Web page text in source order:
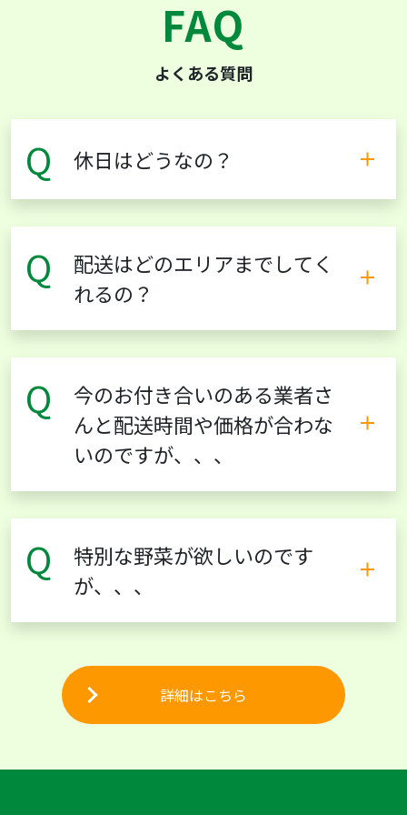
FAQ
よくある質問
Q 休日はどうなの？
Q
配送はどのエリアまでしてく
れるの？
Q
今のお付き合いのある業者さ
んと配送時間や価格が合わな
いのですが、、、
Q
特別な野菜が欲しいのです
が、、、
詳細はこちら